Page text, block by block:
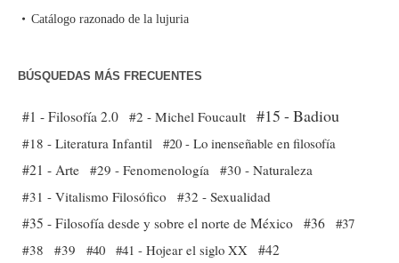
Catálogo razonado de la lujuria
BÚSQUEDAS MÁS FRECUENTES
#1 - Filosofía 2.0 #2 - Michel Foucault #15 - Badiou
#18 - Literatura Infantil #20 - Lo inenseñable en filosofía
#21 - Arte #29 - Fenomenología
#30 - Naturaleza
#31 - Vitalismo Filosófico
#32 - Sexualidad
#35 - Filosofía desde y sobre el norte de México #36 #37
#38
#39 #40 #41 - Hojear el siglo XX #42